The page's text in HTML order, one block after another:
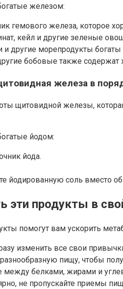
железом:
гемового железа, которое
кейл и другие зеленые
другие морепродукты
бобовые также содержат
железа в
щитовидной железы,
йодом:
йода.
йодированную соль вместо
эти продукты в
помогут вам ускорить
изменить все свои
пищу, чтобы
между белками, жирами и
не пропускайте приемы